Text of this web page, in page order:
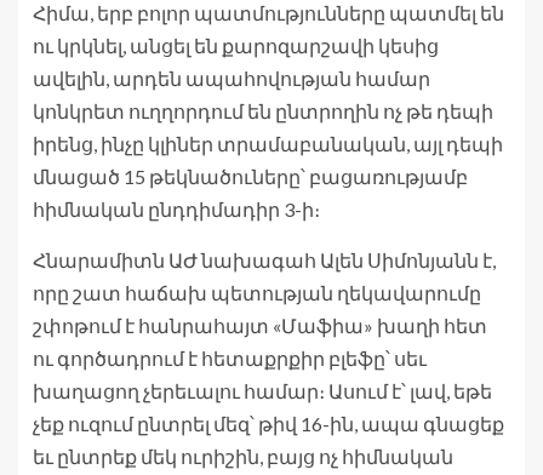
Հիմա, երբ բոլոր պատմությունները պատմել են
ու կրկնել, անցել են քարոզարշավի կեսից
ավելին, արդեն ապահովության համար
կոնկրետ ուղղորդում են ընտրողին ոչ թե դեպի
իրենց, ինչը կլիներ տրամաբանական, այլ դեպի
մնացած 15 թեկնածուները՝ բացառությամբ
հիմնական ընդդիմադիր 3-ի։
Հնարամիտն ԱԺ նախագահ Ալեն Սիմոնյանն է,
որը շատ հաճախ պետության ղեկավարումը
շփոթում է հանրահայտ «Մաֆիա» խաղի հետ
ու գործադրում է հետաքրքիր բլեֆը՝ սեւ
խաղացող չերեւալու համար։ Ասում է՝ լավ, եթե
չեք ուզում ընտրել մեզ՝ թիվ 16-ին, ապա գնացեք
եւ ընտրեք մեկ ուրիշին, բայց ոչ հիմնական